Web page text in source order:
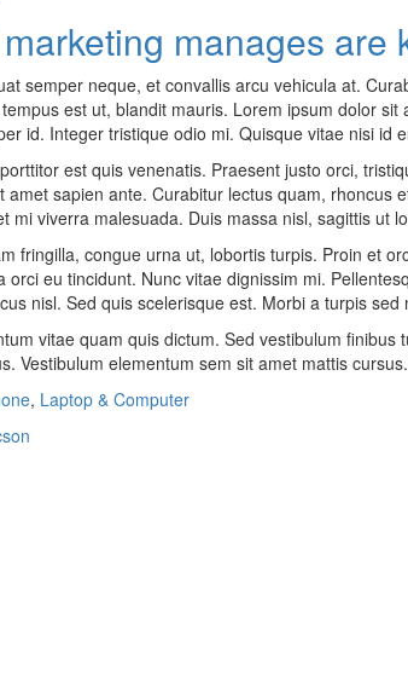
manages are
semper neque, et convallis arcu vehicula at.
est ut, blandit mauris. Lorem ipsum dolor
id. Integer tristique odio mi. Quisque vitae nisi id
est quis venenatis. Praesent justo orci,
amet sapien ante. Curabitur lectus quam, rhoncus
mi viverra malesuada. Duis massa nisl, sagittis ut
fringilla, congue urna ut, lobortis turpis. Proin et
orci eu tincidunt. Nunc vitae dignissim mi.
nisl. Sed quis scelerisque est. Morbi a turpis
vitae quam quis dictum. Sed vestibulum
Vestibulum elementum sem sit amet mattis
, Laptop & Computer